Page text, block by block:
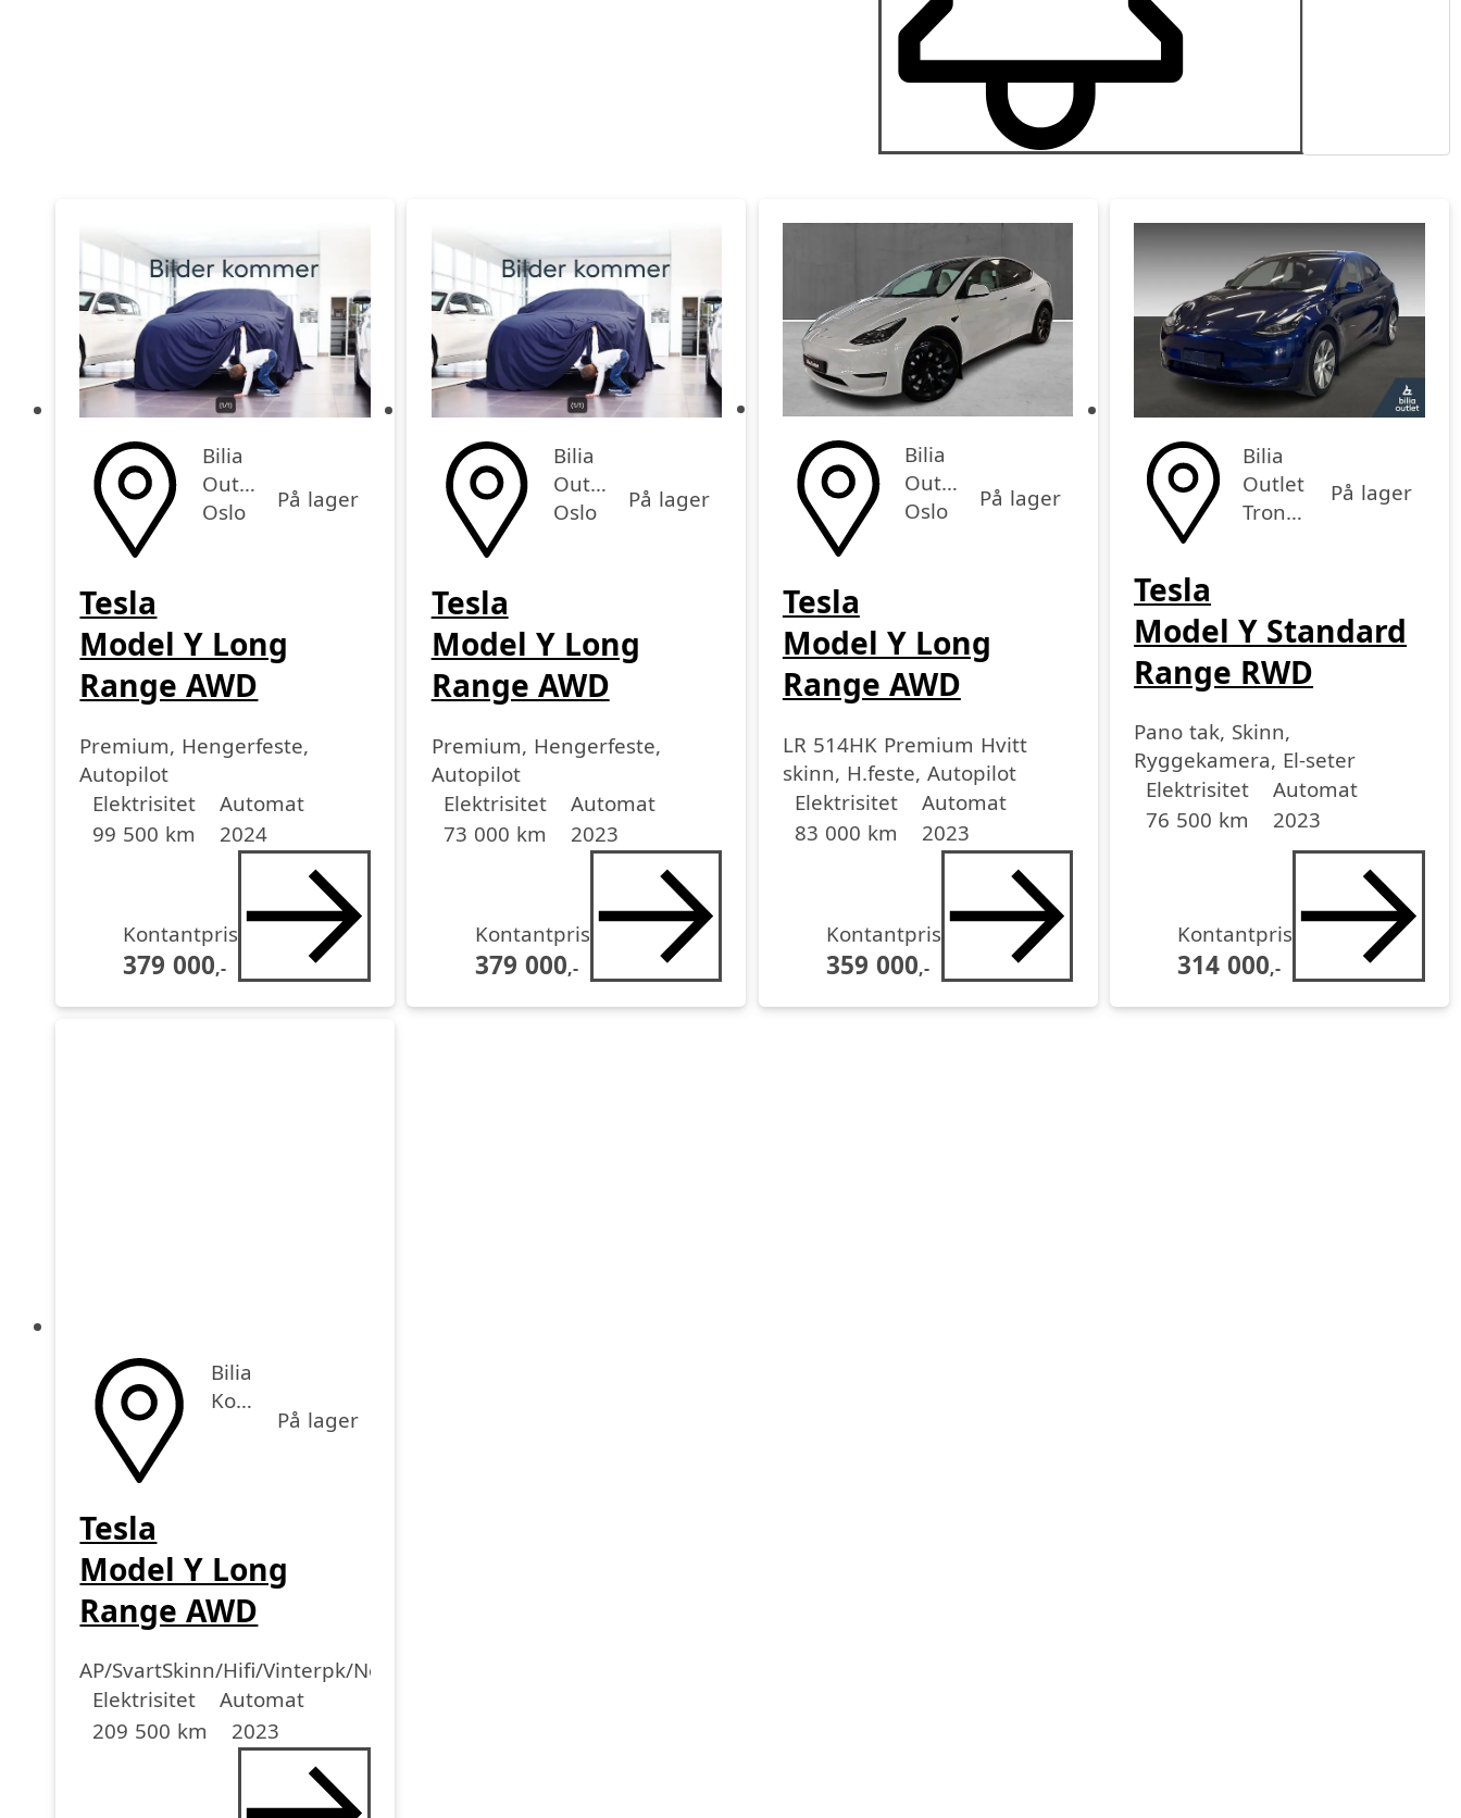
Pris lav-høy
Pris høy-lav
Bilia
Outlet
Oslo
På lager
Tesla
Model Y Long
Range AWD
Premium, Hengerfeste,
Autopilot
Drivstoff
Elektrisitet
Girkasse Automat
Kjørelengde
99 500 km
årsmodell
2024
Kontantpris
379 000,-
Bilia
Outlet
Oslo
På lager
Tesla
Model Y Long
Range AWD
Premium, Hengerfeste,
Autopilot
Drivstoff
Elektrisitet
Girkasse Automat
Kjørelengde
73 000 km
årsmodell
2023
Kontantpris
379 000,-
Bilia
Outlet
Oslo
På lager
Tesla
Model Y Long
Range AWD
LR 514HK Premium Hvitt
skinn, H.feste, Autopilot
Drivstoff
Elektrisitet
Girkasse Automat
Kjørelengde
83 000 km
årsmodell
2023
Kontantpris
359 000,-
Bilia
Outlet
Trondheim
På lager
Tesla
Model Y Standard
Range RWD
Pano tak, Skinn,
Ryggekamera, El-seter
Drivstoff
Elektrisitet
Girkasse Automat
Kjørelengde
76 500 km
årsmodell
2023
Kontantpris
314 000,-
Bilia
Kokstad
På lager
Tesla
Model Y Long
Range AWD
AP/SvartSkinn/Hifi/Vinterpk/Norsk/S+V
Drivstoff
Elektrisitet
Girkasse Automat
Kjørelengde
209 500 km
årsmodell
2023